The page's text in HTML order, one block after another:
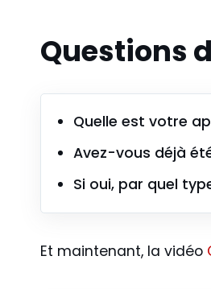
Questions
Quelle est votre
Avez-vous déjà
Si oui, par quel
Et maintenant, la vidéo